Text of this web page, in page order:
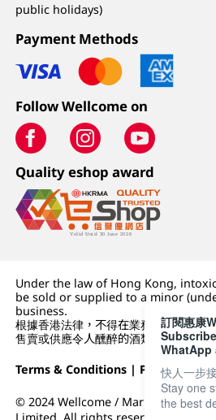
public holidays)
Payment Methods
Follow Wellcome on
Quality eshop award
Under the law of Hong Kong,
be sold or supplied to a minor
business.
根據香港法律，不得在業務過程中，向
售賣或供應令人醺醉的酒類。
Terms & Conditions | Privacy
© 2024 Wellcome / Market Place.
訂閱惠康
快人一步
Stay one
the best